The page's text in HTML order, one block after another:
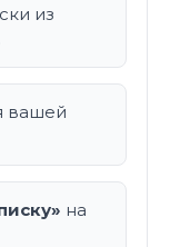
из
вашей
на